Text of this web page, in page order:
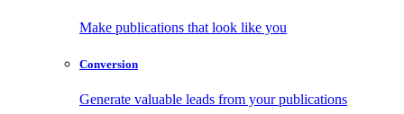
Make publications that look like you
Conversion
Generate valuable leads from your publications